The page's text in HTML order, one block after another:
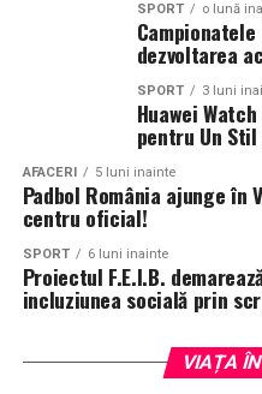
SPORT o lună
dezvoltarea
SPORT 3 luni
Huawei
pentru Un
AFACERI 5 luni inainte
Padbol România ajunge în
centru oficial!
SPORT 6 luni inainte
Proiectul F.E.I.B.
incluziunea socială prin
VIAȚA